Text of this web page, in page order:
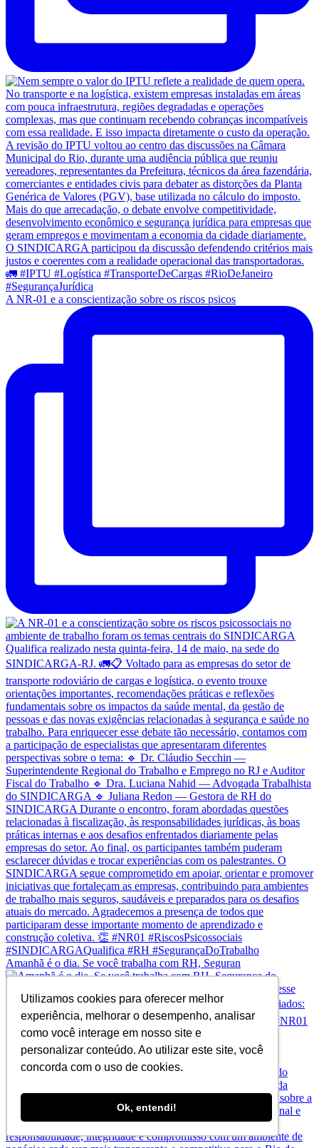
Utilizamos cookies para oferecer melhor
experiência, melhorar o desempenho, analisar
como você interage em nosso site e
personalizar conteúdo. Ao utilizar este site, você
concorda com o uso de cookies.
Ok, entendi!
A NR-01 e a conscientização sobre os riscos psicos
Amanhã é o dia. Se você trabalha com RH, Seguran
A Operação Mare Liberum não comprometeu a operação